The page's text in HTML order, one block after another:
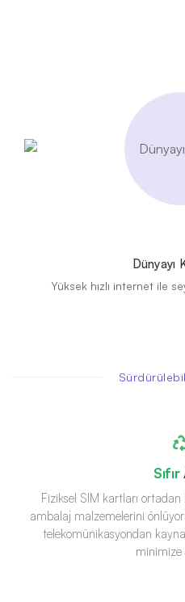
Dünyayı
Yüksek hızlı internet ile
Sıfır
Fiziksel SIM kartları ortadan
ambalaj malzemelerini
telekomünikasyondan
minimize